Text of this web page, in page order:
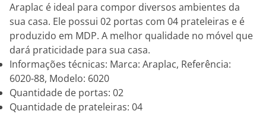
Araplac é ideal para compor diversos ambientes da
sua casa. Ele possui 02 portas com 04 prateleiras e é
produzido em MDP. A melhor qualidade no móvel que
dará praticidade para sua casa.
Informações técnicas: Marca: Araplac, Referência:
6020-88, Modelo: 6020
Quantidade de portas: 02
Quantidade de prateleiras: 04